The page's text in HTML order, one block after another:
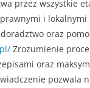
przez wszystkie
i
oraz
Zrozumienie
oraz
pozwala